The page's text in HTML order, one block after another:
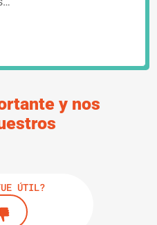
APRENDIZAJE
y nos
ÚTIL?